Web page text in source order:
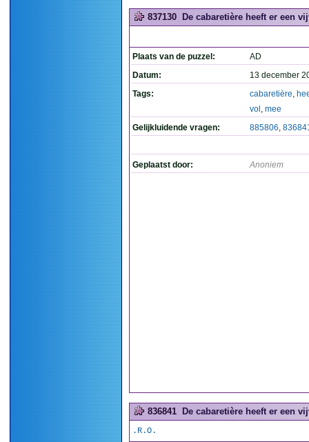
837130 De cabaretière heeft er een
Plaats van de puzzel:
AD
Datum:
13 december
Tags:
cabaretière,
vol , mee
Gelijkluidende vragen:
885806,
Geplaatst door: Anoniem
836841 De cabaretière heeft er een
.R.O.